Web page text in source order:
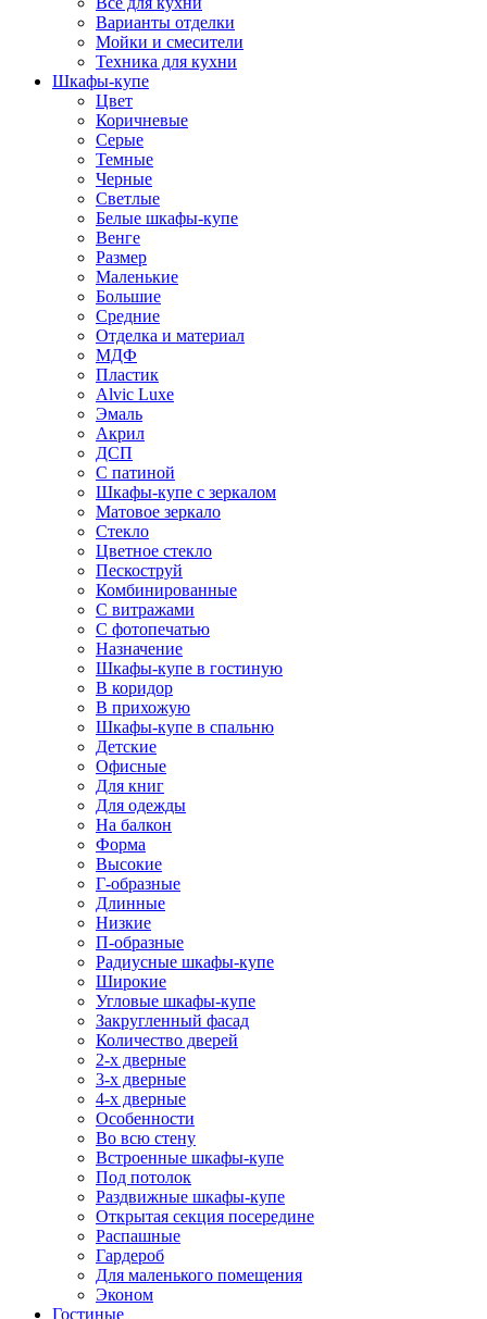
Варианты отделки
Мойки и смесители
Техника для кухни
Шкафы-купе
Цвет
Коричневые
Серые
Темные
Черные
Светлые
Белые шкафы-купе
Венге
Размер
Маленькие
Большие
Средние
Отделка и материал
МДФ
Пластик
Alvic Luxe
Эмаль
Акрил
ДСП
С патиной
Шкафы-купе с зеркалом
Матовое зеркало
Стекло
Цветное стекло
Пескоструй
Комбинированные
С витражами
С фотопечатью
Назначение
Шкафы-купе в гостиную
В коридор
В прихожую
Шкафы-купе в спальню
Детские
Офисные
Для книг
Для одежды
На балкон
Форма
Высокие
Г-образные
Длинные
Низкие
П-образные
Радиусные шкафы-купе
Широкие
Угловые шкафы-купе
Закругленный фасад
Количество дверей
2-х дверные
3-х дверные
4-х дверные
Особенности
Во всю стену
Встроенные шкафы-купе
Под потолок
Раздвижные шкафы-купе
Открытая секция посередине
Распашные
Гардероб
Для маленького помещения
Эконом
Гостиные